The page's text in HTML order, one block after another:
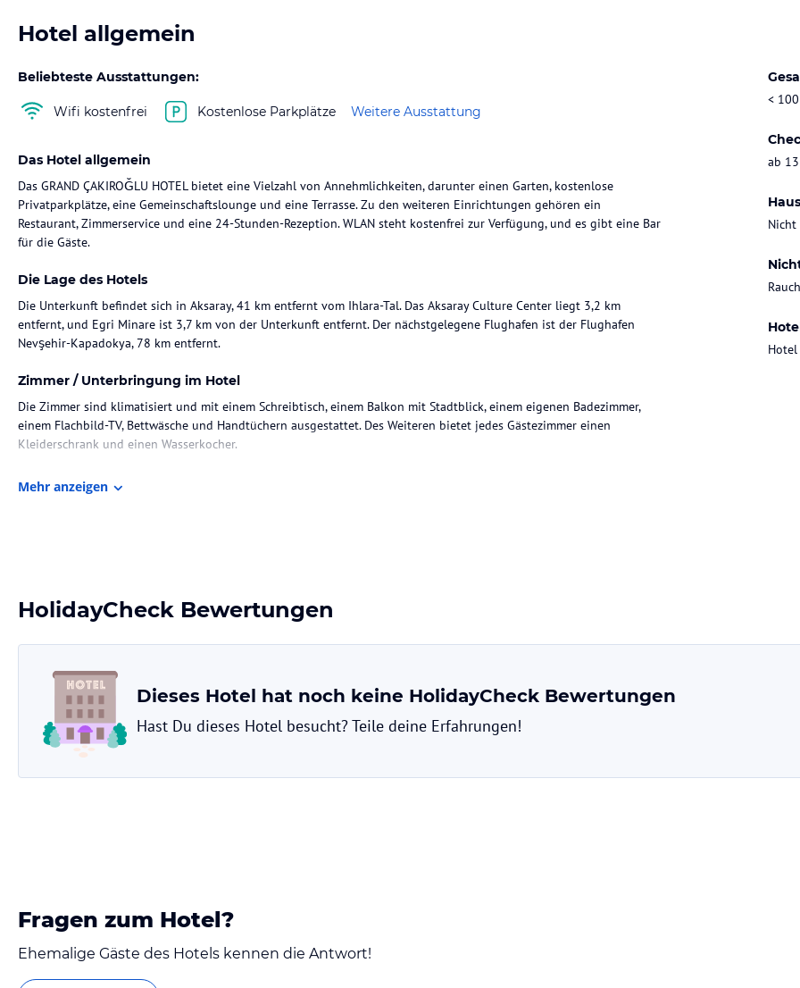
Hotel allgemein
Beliebteste Ausstattungen:
Wifi kostenfrei Kostenlose Parkplätze Weitere Ausstattung
< 100
ab
Hotel
Das Hotel allgemein
Das GRAND ÇAKIROĞLU HOTEL bietet eine Vielzahl von Annehmlichkeiten, darunter einen Garten, kostenlose
Privatparkplätze, eine Gemeinschaftslounge und eine Terrasse. Zu den weiteren Einrichtungen gehören ein
Restaurant, Zimmerservice und eine 24-Stunden-Rezeption. WLAN steht kostenfrei zur Verfügung, und es gibt eine Bar
für die Gäste.
Die Lage des Hotels
Die Unterkunft befindet sich in Aksaray, 41 km entfernt vom Ihlara-Tal. Das Aksaray Culture Center liegt 3,2 km
entfernt, und Egri Minare ist 3,7 km von der Unterkunft entfernt. Der nächstgelegene Flughafen ist der Flughafen
Nevşehir-Kapadokya, 78 km entfernt.
Zimmer / Unterbringung im Hotel
Die Zimmer sind klimatisiert und mit einem Schreibtisch, einem Balkon mit Stadtblick, einem eigenen Badezimmer,
einem Flachbild-TV, Bettwäsche und Handtüchern ausgestattet. Des Weiteren bietet jedes Gästezimmer einen
Kleiderschrank und einen Wasserkocher.
Gastronomie im Hotel
Mehr anzeigen
HolidayCheck Bewertungen
Dieses Hotel hat noch keine HolidayCheck Bewertungen
Hast Du dieses Hotel besucht? Teile deine Erfahrungen!
Fragen zum Hotel?
Ehemalige Gäste des Hotels kennen die Antwort!